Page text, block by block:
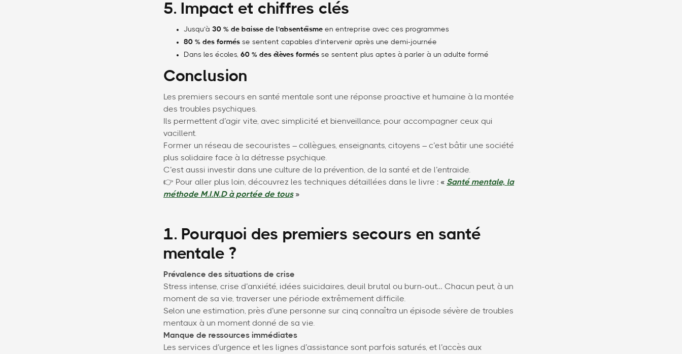
5. Impact et chiffres clés
Jusqu’à 30 % de baisse de l’absentéisme en entreprise avec ces programmes
80 % des formés se sentent capables d’intervenir après une demi-journée
Dans les écoles, 60 % des élèves formés se sentent plus aptes à parler à un adulte formé
Conclusion
Les premiers secours en santé mentale sont une réponse proactive et humaine à la montée
des troubles psychiques.
Ils permettent d’agir vite, avec simplicité et bienveillance, pour accompagner ceux qui
vacillent.
Former un réseau de secouristes – collègues, enseignants, citoyens – c’est bâtir une société
plus solidaire face à la détresse psychique.
C’est aussi investir dans une culture de la prévention, de la santé et de l’entraide.
👉 Pour aller plus loin, découvrez les techniques détaillées dans le livre : « Santé mentale, la
méthode M.I.N.D à portée de tous»
1. Pourquoi des premiers secours en santé
mentale ?
Prévalence des situations de crise
Stress intense, crise d’anxiété, idées suicidaires, deuil brutal ou burn-out… Chacun peut, à un
moment de sa vie, traverser une période extrêmement difficile.
Selon une estimation, près d’une personne sur cinq connaîtra un épisode sévère de troubles
mentaux à un moment donné de sa vie.
Manque de ressources immédiates
Les services d’urgence et les lignes d’assistance sont parfois saturés, et l’accès aux